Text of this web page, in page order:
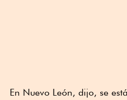
En Nuevo León, dijo, se